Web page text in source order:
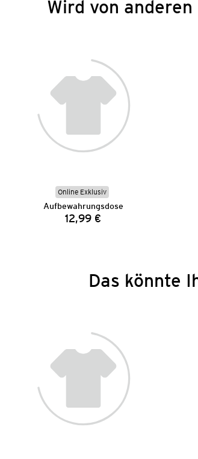
Wird von
Online Exklusiv
Aufbewahrungsdose
Preis:
12,99 €
Das könnte